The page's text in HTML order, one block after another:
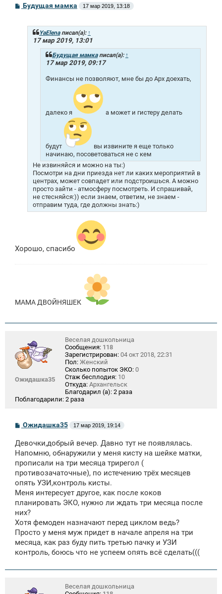
С
о
Будущая мамка 17 мар 2019, 13:18
YaElenaписал(а): ↑
17 мар 2019, 13:01
Будущая мамкаписал(а): ↑
17 мар 2019, 09:17
Финансы не позволяют, мне бы до Арх доехать,
далеко я а может и гистеру делать
будут
вы извините я еще только
начинаю, посоветоваться не с кем
Не извиняйся и можно на ты:)
Посмотри на дни приезда нет ли каких мероприятий в
центрах, может совпадет или подстроишься. А можно
просто зайти - атмосферу посмотреть. И спрашивай,
не стесняйся:)) если знаем, ответим, не знаем -
отправим туда, где должны знать:)
Хорошо, спасибо
МАМА ДВОЙНЯШЕК
Ожидашка35
Веселая дошкольница
Сообщения: 118
Зарегистрирован: 04 окт 2018, 22:31
Пол: Женский
Сколько попыток ЭКО: 0
Стаж бесплодия: 10
Откуда: Архангельск
Благодарил (а): 2 раза
Поблагодарили: 2 раза
С
о
б
щ
н
и
е
Ожидашка35 17 мар 2019, 19:14
Девочки,добрый вечер. Давно тут не появлялась.
Напомню, обнаружили у меня кисту на шейке матки,
прописали на три месяца трирегол (
противозачаточные), по истечению трёх месяцев
опять УЗИ,контроль кисты.
Меня интересует другое, как после коков
планировать ЭКО, нужно ли ждать три месяца после
них?
Хотя фемоден назначают перед циклом ведь?
Просто у меня муж придет в начале апреля на три
месяца, как раз буду пить третью пачку и УЗИ
контроль, боюсь что не успеем опять всё сделать(((
Веселая дошкольница